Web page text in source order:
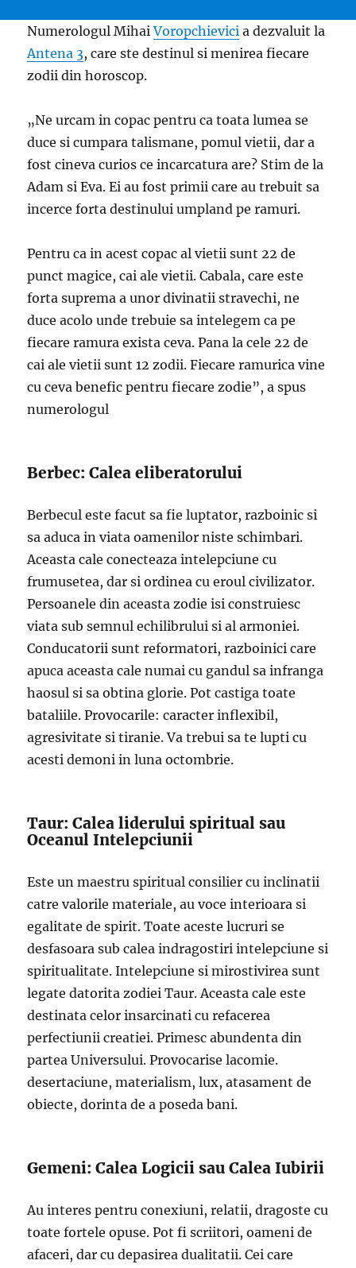
Numerologul MihaiVoropchievici a dezvaluit la
Antena 3, care ste destinul si menirea fiecare
zodii din horoscop.
„Ne urcam in copac pentru ca toata lumea se
duce si cumpara talismane, pomul vietii, dar a
fost cineva curios ce incarcatura are? Stim de la
Adam si Eva. Ei au fost primii care au trebuit sa
incerce forta destinului umpland pe ramuri.
Pentru ca in acest copac al vietii sunt 22 de
punct magice, cai ale vietii. Cabala, care este
forta suprema a unor divinatii stravechi, ne
duce acolo unde trebuie sa intelegem ca pe
fiecare ramura exista ceva. Pana la cele 22 de
cai ale vietii sunt 12 zodii. Fiecare ramurica vine
cu ceva benefic pentru fiecare zodie”, a spus
numerologul
Berbec: Calea eliberatorului
Berbecul este facut sa fie luptator, razboinic si
sa aduca in viata oamenilor niste schimbari.
Aceasta cale conecteaza intelepciune cu
frumusetea, dar si ordinea cu eroul civilizator.
Persoanele din aceasta zodie isi construiesc
viata sub semnul echilibrului si al armoniei.
Conducatorii sunt reformatori, razboinici care
apuca aceasta cale numai cu gandul sa infranga
haosul si sa obtina glorie. Pot castiga toate
bataliile. Provocarile: caracter inflexibil,
agresivitate si tiranie. Va trebui sa te lupti cu
acesti demoni in luna octombrie.
Taur: Calea liderului spiritual sau
Oceanul Intelepciunii
Este un maestru spiritual consilier cu inclinatii
catre valorile materiale, au voce interioara si
egalitate de spirit. Toate aceste lucruri se
desfasoara sub calea indragostiri intelepciune si
spiritualitate. Intelepciune si mirostivirea sunt
legate datorita zodiei Taur. Aceasta cale este
destinata celor insarcinati cu refacerea
perfectiunii creatiei. Primesc abundenta din
partea Universului. Provocarise lacomie.
desertaciune, materialism, lux, atasament de
obiecte, dorinta de a poseda bani.
Gemeni: Calea Logicii sau Calea Iubirii
Au interes pentru conexiuni, relatii, dragoste cu
toate fortele opuse. Pot fi scriitori, oameni de
afaceri, dar cu depasirea dualitatii. Cei care